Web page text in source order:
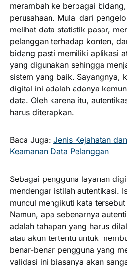
merambah ke berbagai
perusahaan. Mulai dari
melihat data statistik pasar,
pelanggan terhadap konten,
bidang pasti memiliki aplikasi
yang digunakan sehingga
sistem yang baik. Sayangnya,
digital ini adalah adanya
data. Oleh karena itu,
harus diterapkan.
Baca Juga: Jenis Kejahatan
Keamanan Data Pelanggan
Sebagai pengguna layanan
mendengar istilah autentikasi.
muncul mengikuti kata
Namun, apa sebenarnya
adalah tahapan yang harus
atau akun tertentu untuk
benar-benar pengguna yang
validasi ini biasanya akan